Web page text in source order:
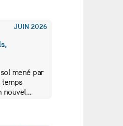
JUIN 2026
mené par
temps